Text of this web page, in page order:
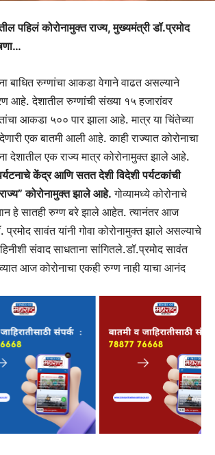
पहिलं कोरोनामुक्त राज्य, मुख्यमंत्री डॉ.प्रमोद
बाधित रुग्णांचा आकडा वेगाने वाढत असल्याने
आहे. देशातील रुग्णांची संख्या १५ हजारांवर
आकडा ५०० पार झाला आहे. मात्र या चिंतेच्या
एक बातमी आली आहे. काही राज्यात कोरोनाचा
देशातील एक राज्य मात्र कोरोनामुक्त झाले आहे.
केंद्र आणि सतत देशी विदेशी पर्यटकांची
कोरोनामुक्त झाले आहे. गोव्यामध्ये कोरोनाचे
हे सातही रुग्ण बरे झाले आहेत. त्यानंतर आज
प्रमोद सावंत यांनी गोवा कोरोनामुक्त झाले असल्याचे
संवाद साधताना सांगितले.डॉ.प्रमोद सावंत
आज कोरोनाचा एकही रुग्ण नाही याचा आनंद